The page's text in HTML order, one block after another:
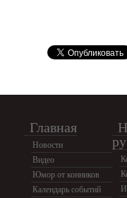
Главная
Новости
Видео
Юмор от конников
Календарь событий